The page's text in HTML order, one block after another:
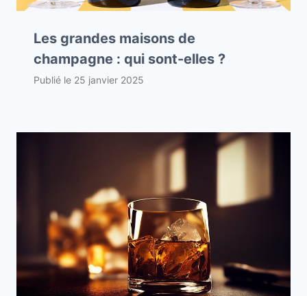
Les grandes maisons de
champagne : qui sont-elles ?
Publié le 25 janvier 2025